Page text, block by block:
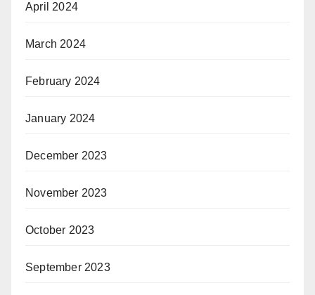
April 2024
March 2024
February 2024
January 2024
December 2023
November 2023
October 2023
September 2023